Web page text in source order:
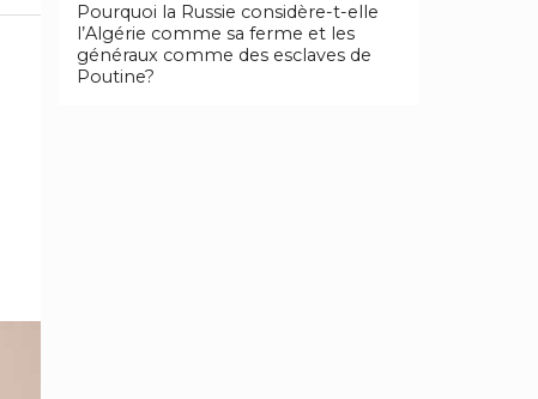
Pourquoi la Russie considère-t-elle
l’Algérie comme sa ferme et les
généraux comme des esclaves de
Poutine?